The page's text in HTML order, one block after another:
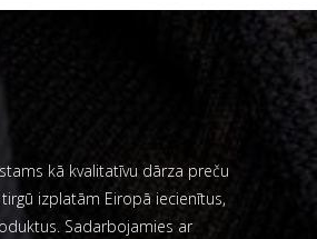
kā kvalitatīvu dārza preču
izplatām Eiropā iecienītus,
Sadarbojamies ar